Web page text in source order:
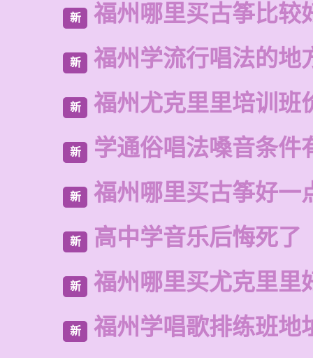
新 福州哪里买古筝比较
新 福州学流行唱法的地
新 福州尤克里里培训班
新 学通俗唱法嗓音条件
新 福州哪里买古筝好一
新 高中学音乐后悔死了
新 福州哪里买尤克里里
新 福州学唱歌排练班地